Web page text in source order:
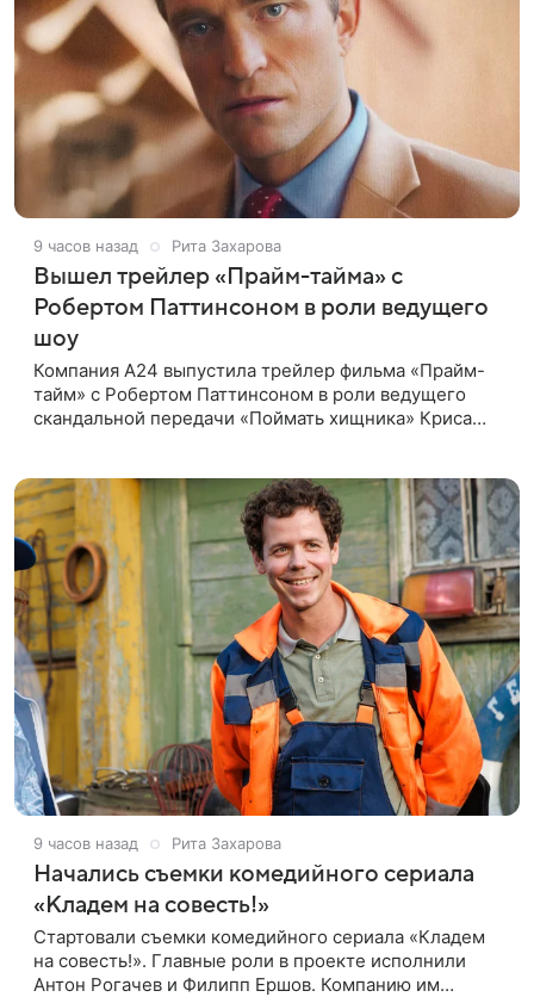
9 часов назад Рита Захарова
Вышел трейлер «Прайм-тайма» с
Робертом Паттинсоном в роли ведущего
шоу
Компания A24 выпустила трейлер фильма «Прайм-
тайм» с Робертом Паттинсоном в роли ведущего
скандальной передачи «Поймать хищника» Криса
9 часов назад Рита Захарова
Начались съемки комедийного сериала
«Кладем на совесть!»
Стартовали съемки комедийного сериала «Кладем
на совесть!». Главные роли в проекте исполнили
Антон Рогачев и Филипп Ершов. Компанию им